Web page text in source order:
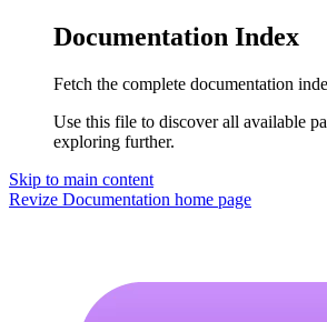
Documentation Index
Fetch the complete documentation
Use this file to discover all available
exploring further.
Skip to main content
Revize Documentation home page